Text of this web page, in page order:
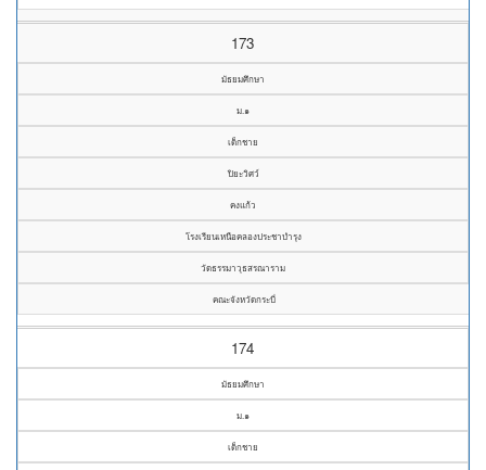
173
มัธยมศึกษา
ม.๑
เด็กชาย
ปิยะวิศว์
คงแก้ว
โรงเรียนเหนือคลองประชาบำรุง
วัดธรรมาวุธสรณาราม
คณะจังหวัดกระบี่
174
มัธยมศึกษา
ม.๑
เด็กชาย